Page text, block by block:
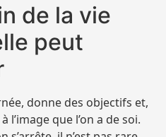
de la vie
peut
donne des objectifs et,
que l’on a de soi.